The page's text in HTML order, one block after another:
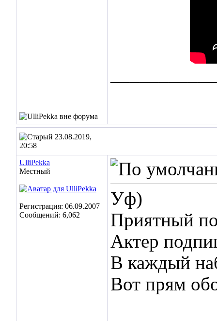
23.08.2019,
20:58
UlliPekka
Местный
Регистрация: 06.09.2007
Сообщений: 6,062
Уф)
Приятный
Актер
В каждый
Вот прям